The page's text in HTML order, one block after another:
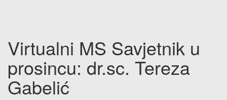
Virtualni MS Savjetnik u
prosincu: dr.sc. Tereza
Gabelić